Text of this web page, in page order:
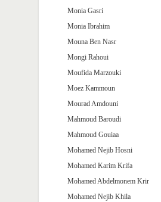
Monia Gasri
Monia Ibrahim
Mouna Ben Nasr
Mongi Rahoui
Moufida Marzouki
Moez Kammoun
Mourad Amdouni
Mahmoud Baroudi
Mahmoud Gouiaa
Mohamed Nejib Hosni
Mohamed Karim Krifa
Mohamed Abdelmonem Krir
Mohamed Nejib Khila